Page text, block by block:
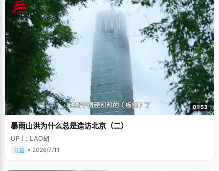
01:53
暴雨山洪为什么总是造访北京（二）
UP主: LAO胡
公益 • 2026/7/11